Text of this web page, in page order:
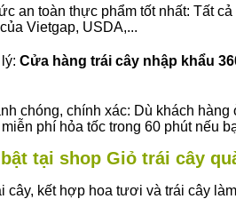
an toàn thực phẩm tốt nhất: Tất
Vietgap, USDA,...
Cửa hàng trái cây nhập khẩu
chóng, chính xác: Dù khách
phí hỏa tốc trong 60 phút nếu
tại shop Giỏ trái cây
cây, kết hợp hoa tươi và trái cây